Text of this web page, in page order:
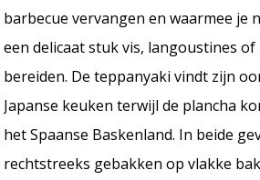
barbecue vervangen en waarmee je
een delicaat stuk vis, langoustines
bereiden. De teppanyaki vindt zijn
Japanse keuken terwijl de plancha
het Spaanse Baskenland. In beide
rechtstreeks gebakken op vlakke